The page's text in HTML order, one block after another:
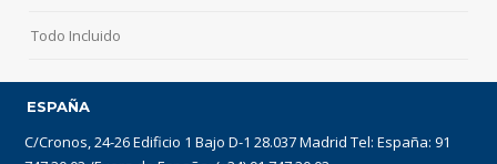
Todo Incluido
ESPAÑA
C/Cronos, 24-26 Edificio 1 Bajo D-1 28.037 Madrid Tel: España: 91